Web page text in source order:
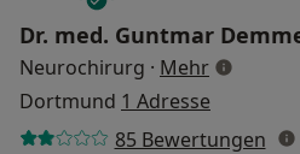
Dr. med. Guntmar
Neurochirurg · Mehrüber
Dortmund 1 Adresse
85 Bewertungen